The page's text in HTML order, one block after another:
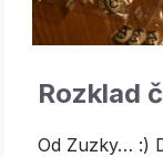
Rozklad
Od Zuzky… :)